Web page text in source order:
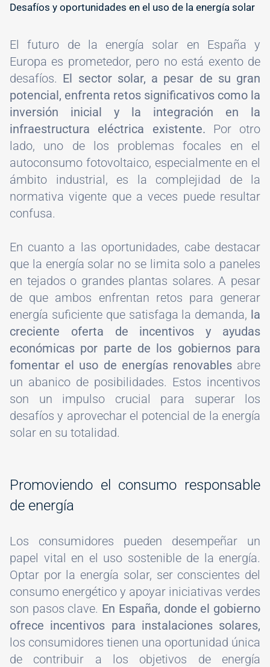
Desafíos y oportunidades en el uso de la energía solar
El futuro de la energía solar en España y
Europa es prometedor, pero no está exento de
desafíos. El sector solar, a pesar de su gran
potencial, enfrenta retos significativos como la
inversión inicial y la integración en la
infraestructura eléctrica existente. Por otro
lado, uno de los problemas focales en el
autoconsumo fotovoltaico, especialmente en el
ámbito industrial, es la complejidad de la
normativa vigente que a veces puede resultar
confusa.
En cuanto a las oportunidades, cabe destacar
que la energía solar no se limita solo a paneles
en tejados o grandes plantas solares. A pesar
de que ambos enfrentan retos para generar
energía suficiente que satisfaga la demanda, la
creciente oferta de incentivos y ayudas
económicas por parte de los gobiernos para
fomentar el uso de energías renovablesabre
un abanico de posibilidades. Estos incentivos
son un impulso crucial para superar los
desafíos y aprovechar el potencial de la energía
solar en su totalidad.
Promoviendo el consumo responsable
de energía
Los consumidores pueden desempeñar un
papel vital en el uso sostenible de la energía.
Optar por la energía solar, ser conscientes del
consumo energético y apoyar iniciativas verdes
son pasos clave. En España, donde el gobierno
ofrece incentivos para instalaciones solares,
los consumidores tienen una oportunidad única
de contribuir a los objetivos de energía